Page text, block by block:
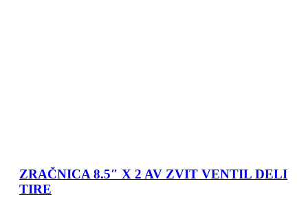
ZRAČNICA 8.5″ X 2 AV ZVIT VENTIL DELI
TIRE